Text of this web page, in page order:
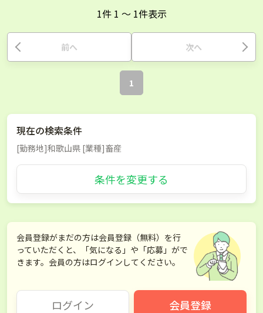
1件 1 〜 1件表示
前へ 次へ
1
現在の検索条件
[勤務地]和歌山県 [業種]畜産
条件を変更する
会員登録がまだの方は会員登録（無料）を行
っていただくと、「気になる」や「応募」がで
きます。会員の方はログインしてください。
ログイン 会員登録